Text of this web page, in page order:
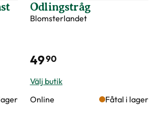
Odlingstråg
Blomsterlandet
4990
Välj butik
Online
Fåtal i lager